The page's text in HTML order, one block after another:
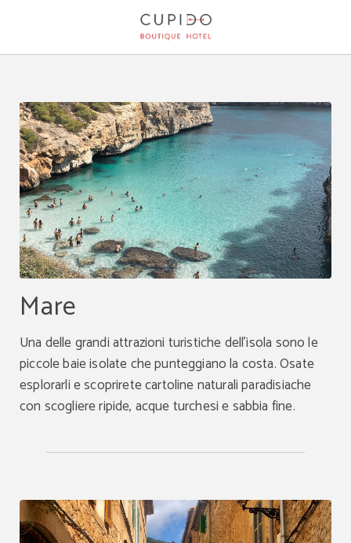
Mare
Una delle grandi attrazioni turistiche dell'isola sono le
piccole baie isolate che punteggiano la costa. Osate
esplorarli e scoprirete cartoline naturali paradisiache
con scogliere ripide, acque turchesi e sabbia fine.